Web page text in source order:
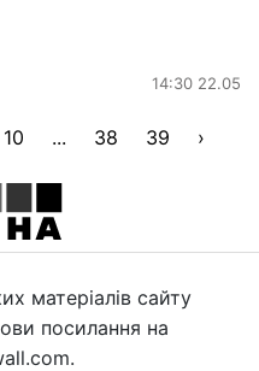
14:30 22.05
10 ... 38 39 ›
матеріалів сайту
посилання на